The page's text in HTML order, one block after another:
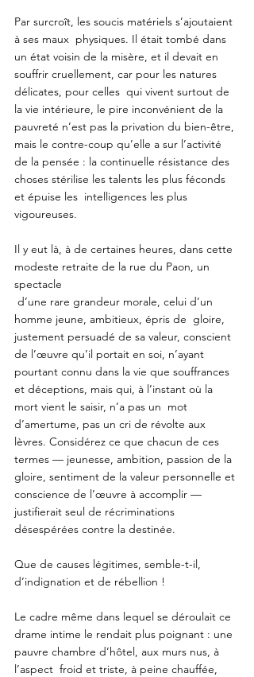
Par surcroît, les soucis matériels s’ajoutaient
à ses maux  physiques. Il était tombé dans
un état voisin de la misère, et il devait en
souffrir cruellement, car pour les natures
délicates, pour celles  qui vivent surtout de
la vie intérieure, le pire inconvénient de la
pauvreté n’est pas la privation du bien-être,
mais le contre-coup qu’elle a sur l’activité
de la pensée : la continuelle résistance des
choses stérilise les talents les plus féconds
et épuise les  intelligences les plus
vigoureuses.
Il y eut là, à de certaines heures, dans cette
modeste retraite de la rue du Paon, un
spectacle
homme jeune, ambitieux, épris de  gloire,
justement persuadé de sa valeur, conscient
de l’œuvre qu’il portait en soi, n’ayant
pourtant connu dans la vie que souffrances
et déceptions, mais qui, à l’instant où la
mort vient le saisir, n’a pas un  mot
d’amertume, pas un cri de révolte aux
lèvres. Considérez ce que chacun de ces
termes — jeunesse, ambition, passion de la
gloire, sentiment de la valeur personnelle et
conscience de l’œuvre à accomplir —
justifierait seul de récriminations
désespérées contre la destinée.
Que de causes légitimes, semble-t-il,
d’indignation et de rébellion !
Le cadre même dans lequel se déroulait ce
drame intime le rendait plus poignant : une
pauvre chambre d’hôtel, aux murs nus, à
l’aspect  froid et triste, à peine chauffée,